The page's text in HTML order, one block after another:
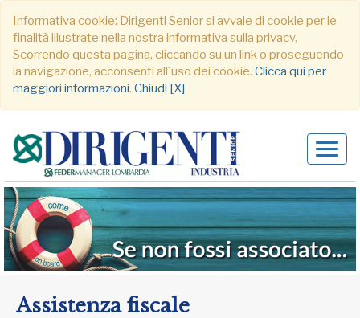
Informativa cookie: Dirigenti Senior si avvale di cookie per le
finalità illustrate nella nostra informativa sulla privacy.
Scorrendo questa pagina, cliccando su un link o proseguendo
la navigazione, acconsenti all´uso dei cookie. Clicca qui per
maggiori informazioni. Chiudi [X]
Assistenza fiscale